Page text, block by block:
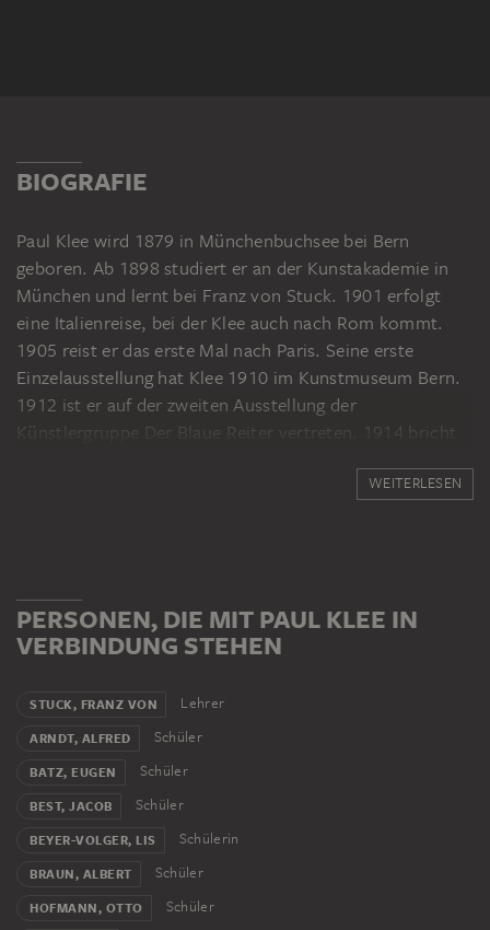
BIOGRAFIE
Paul Klee wird 1879 in Münchenbuchsee bei Bern
geboren. Ab 1898 studiert er an der Kunstakademie in
München und lernt bei Franz von Stuck. 1901 erfolgt
eine Italienreise, bei der Klee auch nach Rom kommt.
1905 reist er das erste Mal nach Paris. Seine erste
Einzelausstellung hat Klee 1910 im Kunstmuseum Bern.
1912 ist er auf der zweiten Ausstellung der
Künstlergruppe Der Blaue Reiter vertreten. 1914 bricht
anderem die Hauptstadt Tunis. 1916 wird er in den
später hinzieht. 1924 gründet er zusammen mit Lyonel
Feininger, Wassily Kandinsky und Alexej von Jawlensky
die Künstlervereinigung Die Blaue Vier. 1926 wird das
der Meisterhäuser zieht. 1928 reist er nach Ägypten.
1931 verlässt Klee das Bauhaus und nimmt eine
Professur an der Staatlichen Kunstakademie in
Machtantritt der Nationalsozialisten wird er 1933 von
seinem Posten entlassen. Klee emigriert in die Schweiz
nach Bern. Seine Werke werden von den
Nationalsozialisten als „entartet“ diffamiert und 102
WEITERLESEN
PERSONEN, DIE MIT PAUL KLEE IN
VERBINDUNG STEHEN
STUCK, FRANZ VON Lehrer
ARNDT, ALFRED Schüler
BATZ, EUGEN Schüler
BEST, JACOB Schüler
BEYER-VOLGER, LIS Schülerin
BRAUN, ALBERT Schüler
HOFMANN, OTTO Schüler